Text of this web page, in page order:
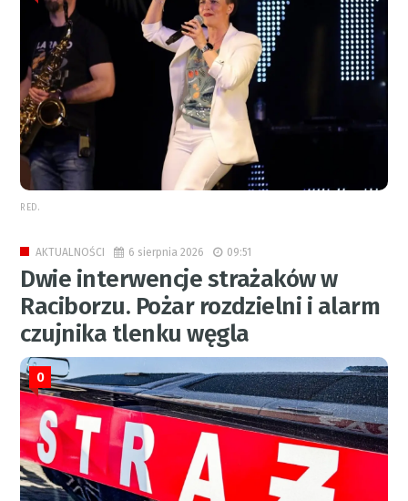
RED.
AKTUALNOŚCI 6 sierpnia 2026 09:51
Dwie interwencje strażaków w
Raciborzu. Pożar rozdzielni i alarm
czujnika tlenku węgla
0